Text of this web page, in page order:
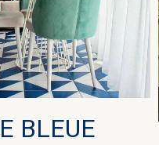
BLEUE